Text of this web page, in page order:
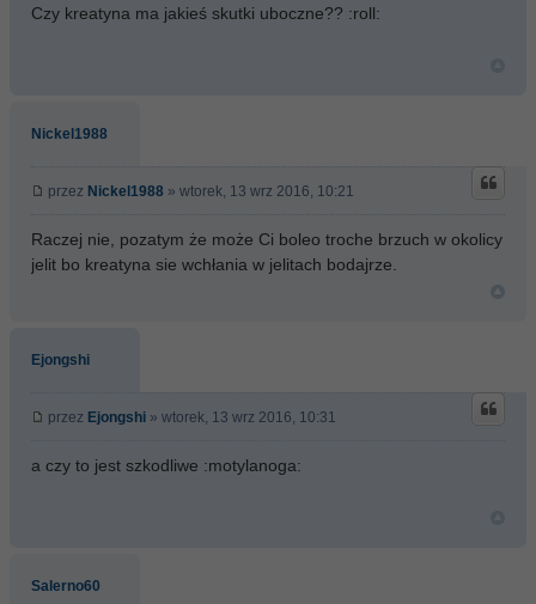
Czy kreatyna ma jakieś skutki uboczne?? :roll:
Nickel1988
przez Nickel1988 » wtorek, 13 wrz 2016, 10:21
Raczej nie, pozatym że może Ci boleo troche brzuch w okolicy
jelit bo kreatyna sie wchłania w jelitach bodajrze.
Ejongshi
przez Ejongshi » wtorek, 13 wrz 2016, 10:31
a czy to jest szkodliwe :motylanoga:
Salerno60